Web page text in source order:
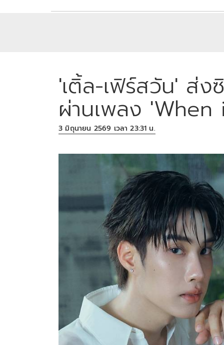
'เติ้ล-เฟิร์สวัน' ส่ง
ผ่านเพลง 'When
3 มิถุนายน 2569 เวลา 23:31 น.